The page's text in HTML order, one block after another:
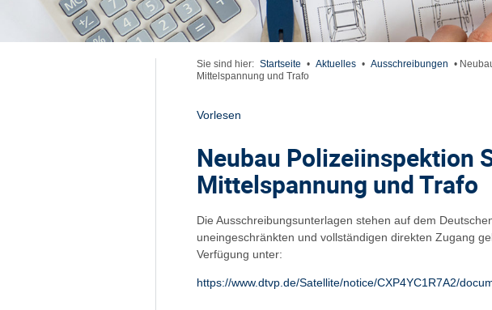
Sie sind hier: Startseite • Aktuelles • Ausschreibungen •
Mittelspannung und Trafo
Vorlesen
Neubau Polizeiinspektion
Mittelspannung und Trafo
Die Ausschreibungsunterlagen stehen auf dem
uneingeschränkten und vollständigen direkten Zugang
Verfügung unter:
https://www.dtvp.de/Satellite/notice/CXP4YC1R7A2/